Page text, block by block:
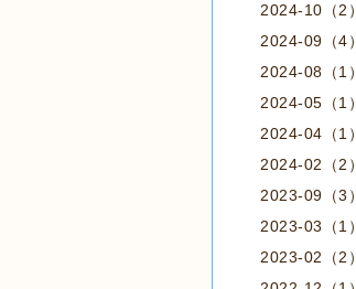
2024-10（2）
2024-09（4）
2024-08（1）
2024-05（1）
2024-04（1）
2024-02（2）
2023-09（3）
2023-03（1）
2023-02（2）